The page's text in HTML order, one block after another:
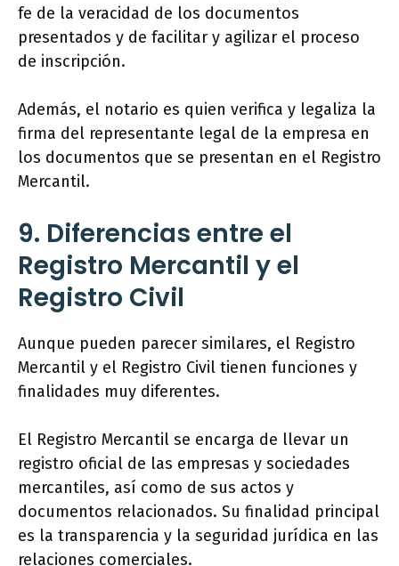
fe de la veracidad de los documentos
presentados y de facilitar y agilizar el proceso
de inscripción.
Además, el notario es quien verifica y legaliza la
firma del representante legal de la empresa en
los documentos que se presentan en el Registro
Mercantil.
9. Diferencias entre el
Registro Mercantil y el
Registro Civil
Aunque pueden parecer similares, el Registro
Mercantil y el Registro Civil tienen funciones y
finalidades muy diferentes.
El Registro Mercantil se encarga de llevar un
registro oficial de las empresas y sociedades
mercantiles, así como de sus actos y
documentos relacionados. Su finalidad principal
es la transparencia y la seguridad jurídica en las
relaciones comerciales.